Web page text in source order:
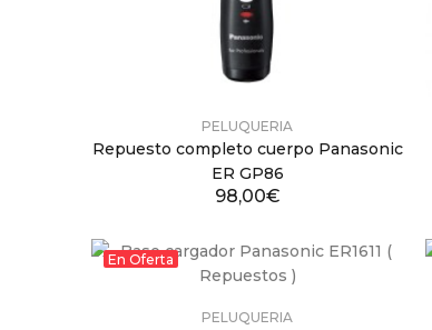
PELUQUERIA
Repuesto completo cuerpo Panasonic
ER GP86
98,00€
En Oferta
PELUQUERIA